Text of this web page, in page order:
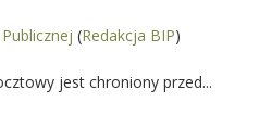
(Redakcja BIP)
jest chroniony przed...